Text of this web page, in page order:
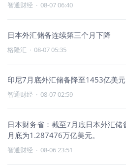
智通财经 · 08-07 06:40
日本外汇储备连续第三个月下降
格隆汇 · 08-07 05:35
印尼7月底外汇储备降至1453亿美元
智通财经 · 08-07 02:59
日本财务省：截至7月底日本外汇
月底为1.287476万亿美元。
智通财经 · 08-06 23:51